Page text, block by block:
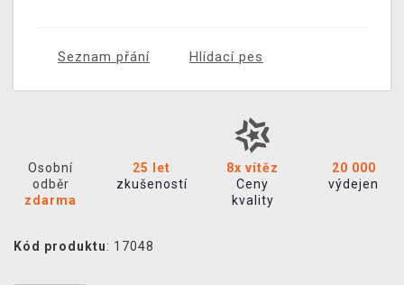
Seznam přání Hlídací pes
Osobní
odběr
zdarma
25 let
zkušeností
8x vítěz
Ceny
kvality
20 000
výdejen
Kód produktu: 17048